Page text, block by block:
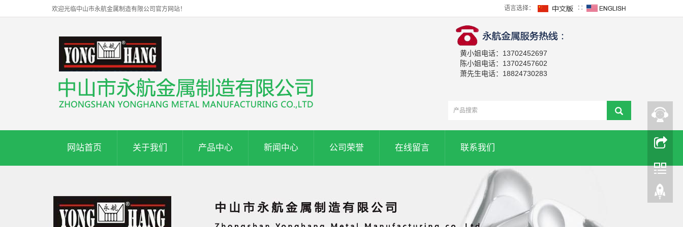
欢迎光临中山市永航金属制造有限公司官方网站！ 语言选择： ∷
黄小姐电话：13702452697
陈小姐电话：13702457602
萧先生电话：18824730283
网站首页 关于我们 产品中心 新闻中心 公司荣誉 在线留言 联系我们